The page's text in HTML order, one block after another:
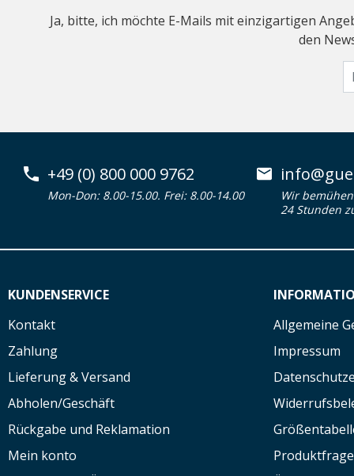
Ja, bitte, ich möchte E-Mails mit einzigartigen
den
+49 (0) 800 000 9762
Mon-Don: 8.00-15.00. Frei: 8.00-14.00
Wir
24 Stunden
KUNDENSERVICE
Kontakt
Zahlung
Lieferung & Versand
Abholen/Geschäft
Rückgabe und Reklamation
Mein konto
Allgemeine
Impressum